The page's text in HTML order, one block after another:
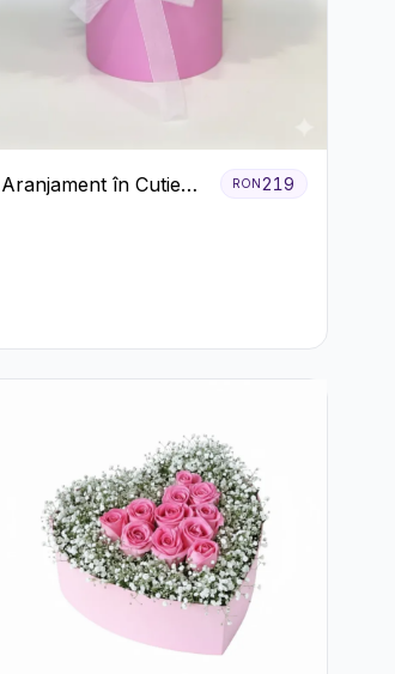
Aranjament în Cutie
RON219